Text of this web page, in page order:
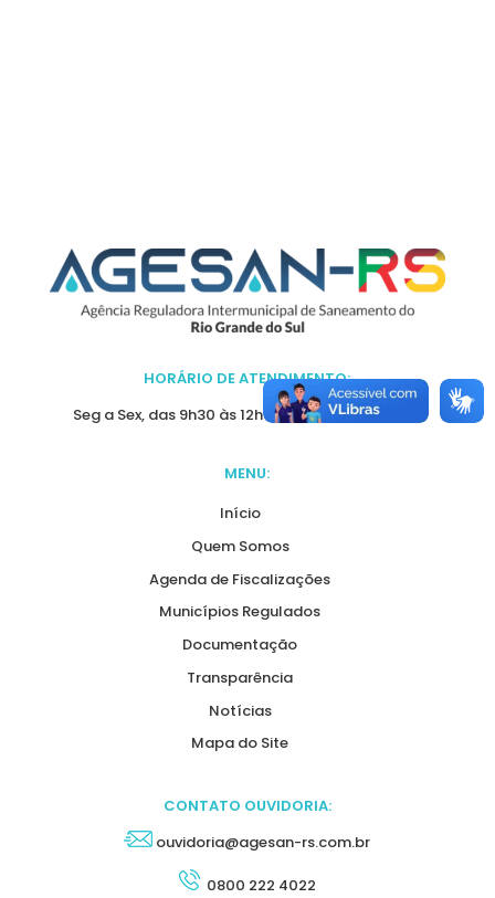
HORÁRIO DE ATENDIMENTO:
Seg a Sex, das 9h30 às 12h e das 13h30 às 16h30.
MENU:
Início
Quem Somos
Agenda de Fiscalizações
Municípios Regulados
Documentação
Transparência
Notícias
Mapa do Site
CONTATO OUVIDORIA:
ouvidoria@agesan-rs.com.br
0800 222 4022